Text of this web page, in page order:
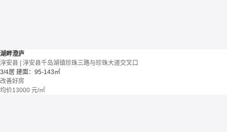
湖畔澄庐
淳安县 | 淳安县千岛湖镇珍珠三路与珍珠大道交叉口
3/4居 建面：95-143㎡
改善好房
均价13000 元/㎡